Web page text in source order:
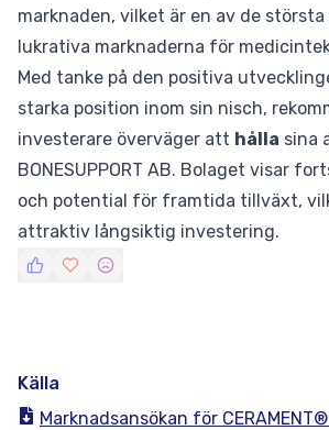
marknaden, vilket är en av de
lukrativa marknaderna för
Med tanke på den positiva
starka position inom sin nisch,
investerare överväger att hålla sina
BONESUPPORT AB. Bolaget visar
och potential för framtida tillväxt,
attraktiv långsiktig investering.
Källa
Marknadsansökan för